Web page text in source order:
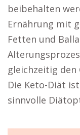
beibehalten
Ernährung mit
Fetten und
gleichzeitig
Die Keto-Diät
sinnvolle